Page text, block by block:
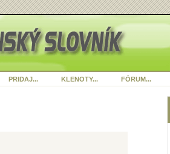
PRIDAJ... KLENOTY... FÓRUM...